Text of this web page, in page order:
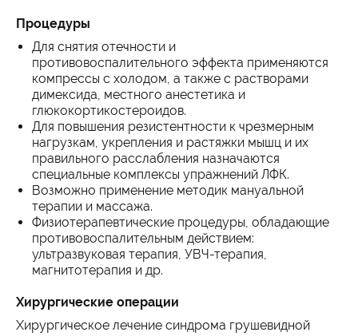
Процедуры
Для снятия отечности и
противовоспалительного эффекта применяются
компрессы с холодом, а также с растворами
димексида, местного анестетика и
глюкокортикостероидов.
Для повышения резистентности к чрезмерным
нагрузкам, укрепления и растяжки мышц и их
правильного расслабления назначаются
специальные комплексы упражнений ЛФК.
Возможно применение методик мануальной
терапии и массажа.
Физиотерапевтические процедуры, обладающие
противовоспалительным действием:
ультразвуковая терапия, УВЧ-терапия,
магнитотерапия и др.
Хирургические операции
Хирургическое лечение синдрома грушевидной